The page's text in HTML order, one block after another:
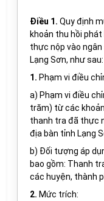
Điều 1. Quy định
khoản thu hồi
thực nộp vào
Lạng Sơn, như sau:
1. Phạm vi điều
a) Phạm vi điều
trăm) từ các
thanh tra đã thực
địa bàn tỉnh Lạng
b) Đối tượng áp
bao gồm: Thanh
các huyện, thành
2. Mức trích: